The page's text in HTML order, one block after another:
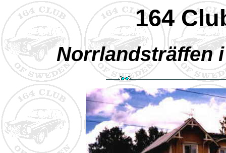
164
Norrlandsträffen